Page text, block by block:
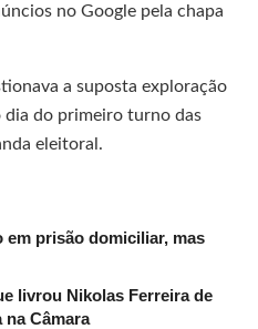
no Google pela chapa
a suposta exploração
dia do primeiro turno das
eleitoral.
em prisão domiciliar, mas
livrou Nikolas Ferreira de
Câmara